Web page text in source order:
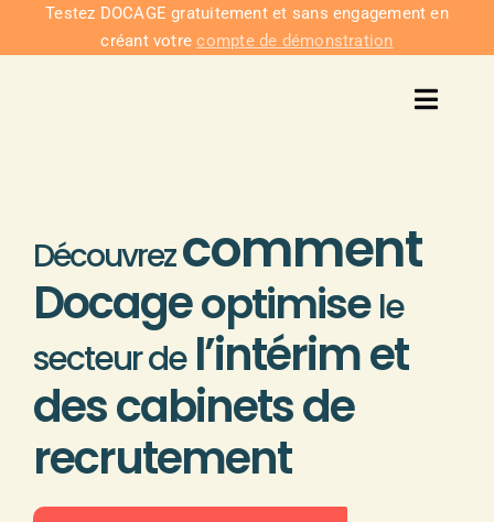
PasserTestez DOCAGE gratuitement et sans engagement en
créant votrecompte de démonstration
Nous
Tarifs
Découvrezcomment
Docageoptimisele
secteur de l’intérim et
des cabinets de
recrutement